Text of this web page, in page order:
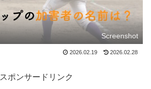
Screenshot
2026.02.19 2026.02.28
スポンサードリンク